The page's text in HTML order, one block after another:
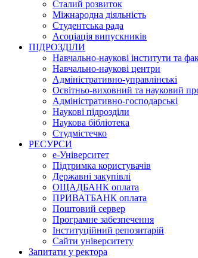
Сталий розвиток
Міжнародна діяльність
Студентська рада
Асоціація випускників
ПІДРОЗДІЛИ
Навчально-наукові інститути та
Навчально-наукові центри
Адміністративно-управлінські
Освітньо-виховний та науковий
Адміністративно-господарські
Наукові підрозділи
Наукова бібліотека
Студмістечко
РЕСУРСИ
е-Університет
Підтримка користувачів
Державні закупівлі
ОЩАДБАНК оплата
ПРИВАТБАНК оплата
Поштовий сервер
Програмне забезпечення
Інституційний репозитарій
Сайти університету
Запитати у ректора